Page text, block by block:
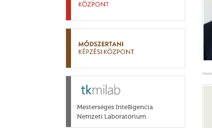
Mesterséges Intelligencia
Nemzeti Laboratórium